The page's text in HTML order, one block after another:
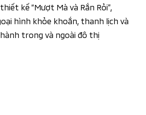
kế “Mượt Mà và Rắn Rỏi”,
hình khỏe khoắn, thanh lịch và
trong và ngoài đô thị​